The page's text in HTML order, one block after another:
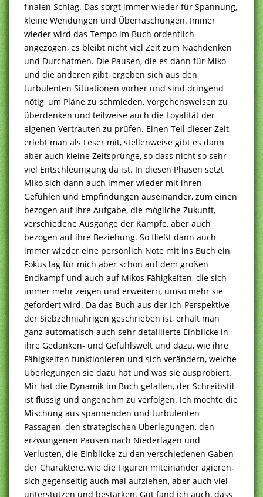
finalen Schlag. Das sorgt immer wieder für Spannung,
kleine Wendungen und Überraschungen. Immer
wieder wird das Tempo im Buch ordentlich
angezogen, es bleibt nicht viel Zeit zum Nachdenken
und Durchatmen. Die Pausen, die es dann für Miko
und die anderen gibt, ergeben sich aus den
turbulenten Situationen vorher und sind dringend
nötig, um Pläne zu schmieden, Vorgehensweisen zu
überdenken und teilweise auch die Loyalität der
eigenen Vertrauten zu prüfen. Einen Teil dieser Zeit
erlebt man als Leser mit, stellenweise gibt es dann
aber auch kleine Zeitsprünge, so dass nicht so sehr
viel Entschleunigung da ist. In diesen Phasen setzt
Miko sich dann auch immer wieder mit ihren
Gefühlen und Empfindungen auseinander, zum einen
bezogen auf ihre Aufgabe, die mögliche Zukunft,
verschiedene Ausgänge der Kämpfe, aber auch
bezogen auf ihre Beziehung. So fließt dann auch
immer wieder eine persönlich Note mit ins Buch ein,
Fokus lag für mich aber schon auf dem großen
Endkampf und auch auf Mikos Fähigkeiten, die sich
immer mehr zeigen und erweitern, umso mehr sie
gefordert wird. Da das Buch aus der Ich-Perspektive
der Siebzehnjährigen geschrieben ist, erhält man
ganz automatisch auch sehr detaillierte Einblicke in
ihre Gedanken- und Gefühlswelt und dazu, wie ihre
Fähigkeiten funktionieren und sich verändern, welche
Überlegungen sie dazu hat und was sie ausprobiert.
Mir hat die Dynamik im Buch gefallen, der Schreibstil
ist flüssig und angenehm zu verfolgen. Ich mochte die
Mischung aus spannenden und turbulenten
Passagen, den strategischen Überlegungen, den
erzwungenen Pausen nach Niederlagen und
Verlusten, die Einblicke zu den verschiedenen Gaben
der Charaktere, wie die Figuren miteinander agieren,
sich gegenseitig auch mal aufziehen, aber auch viel
unterstützen und bestärken. Gut fand ich auch, dass